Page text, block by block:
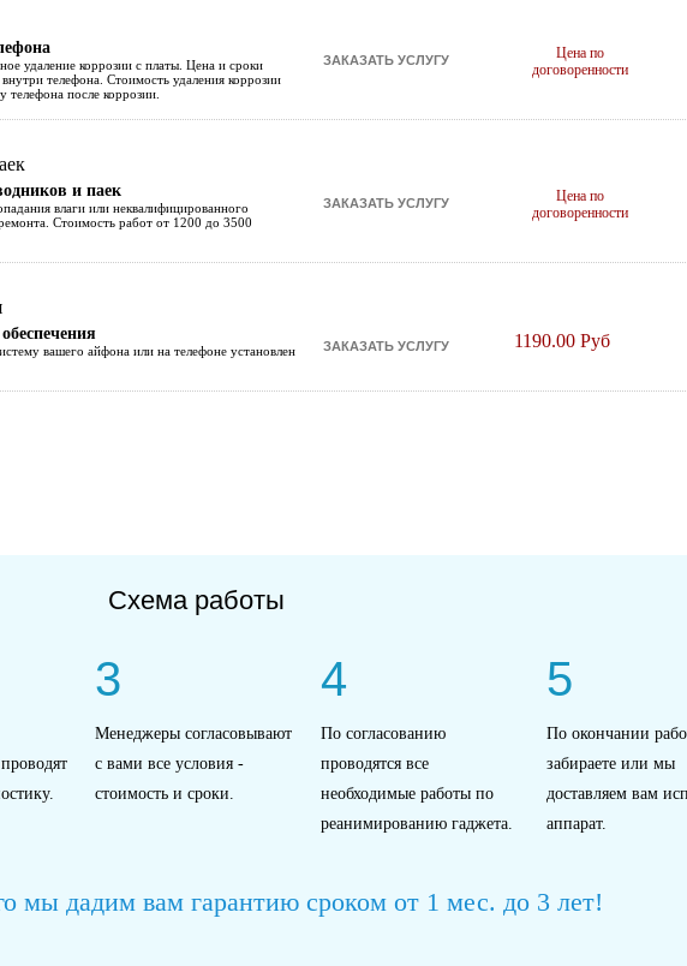
Цена по
договоренности
удаление коррозии с платы. Цена и сроки
телефона. Стоимость удаления коррозии
после коррозии.
Цена по
договоренности
и паек
влаги или неквалифицированного
Стоимость работ от 1200 до 3500
1190.00 Руб
вашего айфона или на телефоне установлен
Схема работы
3
Менеджеры согласовывают
с вами все условия -
стоимость и сроки.
4
По согласованию
проводятся все
необходимые работы по
реанимированию гаджета.
5
По окончании
забираете или мы
доставляем вам
аппарат.
мы дадим вам гарантию сроком от 1 мес. до 3 лет!